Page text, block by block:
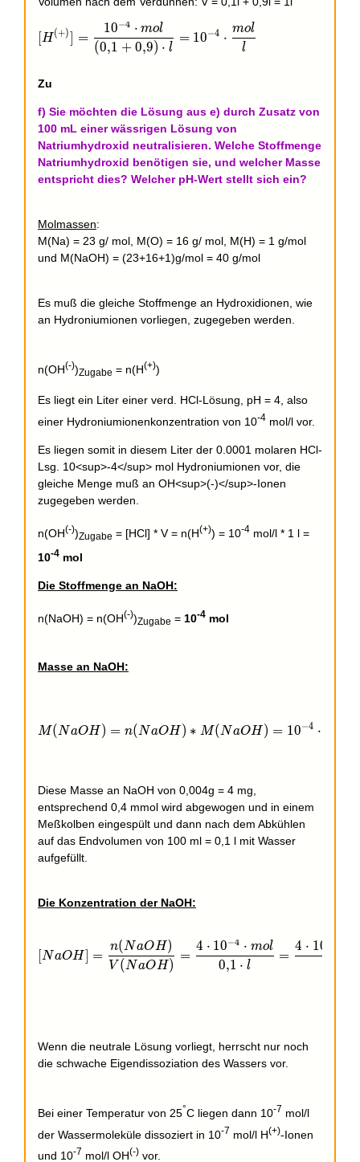
[H^{(+)}] = \dfrac{10^{-4}\cdot mol}{(0,1 +
[H (+)] =
(0,1 + 0,9) ⋅ l
10−4 ⋅ mol
= 10−4 ⋅
l
mol
Zu
f) Sie möchten die Lösung aus e) durch Zusatz von
100 mL einer wässrigen Lösung von
Natriumhydroxid neutralisieren. Welche Stoffmenge
Natriumhydroxid benötigen sie, und welcher Masse
entspricht dies? Welcher pH-Wert stellt sich ein?
Molmassen:
M(Na) = 23 g/ mol, M(O) = 16 g/ mol, M(H) = 1 g/mol
und M(NaOH) = (23+16+1)g/mol = 40 g/mol
Es muß die gleiche Stoffmenge an Hydroxidionen, wie
an Hydroniumionen vorliegen, zugegeben werden.
n(OH(-))Zugabe = n(H(+))
Es liegt ein Liter einer verd. HCl-Lösung, pH = 4, also
einer Hydroniumionenkonzentration von 10-4 mol/l vor.
Es liegen somit in diesem Liter der 0.0001 molaren HCl-
Lsg. 10<sup>-4</sup> mol Hydroniumionen vor, die
gleiche Menge muß an OH<sup>(-)</sup>-Ionen
zugegeben werden.
n(OH(-))Zugabe = [HCl] * V = n(H(+)) = 10-4 mol/l * 1 l =
10-4 mol
Die Stoffmenge an NaOH:
n(NaOH) = n(OH(-))Zugabe = 10-4 mol
Masse an NaOH:
M(NaOH) = n(NaOH) * M(NaOH) = 10^{-
M(NaOH ) = n(NaOH ) ∗ M(NaOH ) = 10−4 ⋅
Diese Masse an NaOH von 0,004g = 4 mg,
entsprechend 0,4 mmol wird abgewogen und in einem
Meßkolben eingespült und dann nach dem Abkühlen
auf das Endvolumen von 100 ml = 0,1 l mit Wasser
aufgefüllt.
Die Konzentration der NaOH:
[NaOH] = \frac{n(NaOH)}{V(NaOH)} =
[NaOH] =
V (NaOH)
n(NaOH )
=
0,1 ⋅ l
4 ⋅ 10−4 ⋅ mol
=
4 ⋅ 10
Wenn die neutrale Lösung vorliegt, herrscht nur noch
die schwache Eigendissoziation des Wassers vor.
Bei einer Temperatur von 25°C liegen dann 10-7 mol/l
der Wassermoleküle dissoziert in 10-7 mol/l H(+)-Ionen
und 10-7 mol/l OH(-) vor.